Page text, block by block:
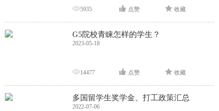
签证面试 签证申请攻略
5935 点赞 收藏
G5院校青睐怎样的学生？
2023-05-18
14477 点赞 收藏
多国留学生奖学金、打工政策汇总
2022-07-06